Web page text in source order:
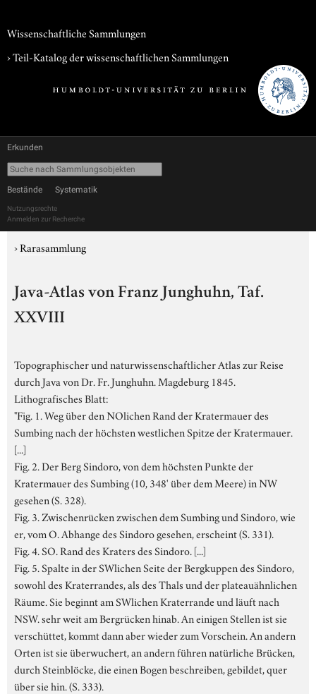
Wissenschaftliche Sammlungen
› Teil-Katalog der wissenschaftlichen Sammlungen
Erkunden
Bestände Systematik
Nutzungsrechte
Anmelden zur Recherche
›Rarasammlung
Java-Atlas von Franz Junghuhn, Taf.
XXVIII
Topographischer und naturwissenschaftlicher Atlas zur Reise
durch Java von Dr. Fr. Junghuhn. Magdeburg 1845.
Lithografisches Blatt:
"Fig. 1. Weg über den NOlichen Rand der Kratermauer des
Sumbing nach der höchsten westlichen Spitze der Kratermauer.
[...]
Fig. 2. Der Berg Sindoro, von dem höchsten Punkte der
Kratermauer des Sumbing (10, 348' über dem Meere) in NW
gesehen (S. 328).
Fig. 3. Zwischenrücken zwischen dem Sumbing und Sindoro, wie
er, vom O. Abhange des Sindoro gesehen, erscheint (S. 331).
Fig. 4. SO. Rand des Kraters des Sindoro. [...]
Fig. 5. Spalte in der SWlichen Seite der Bergkuppen des Sindoro,
sowohl des Kraterrandes, als des Thals und der plateauähnlichen
Räume. Sie beginnt am SWlichen Kraterrande und läuft nach
NSW. sehr weit am Bergrücken hinab. An einigen Stellen ist sie
verschüttet, kommt dann aber wieder zum Vorschein. An andern
Orten ist sie überwuchert, an andern führen natürliche Brücken,
durch Steinblöcke, die einen Bogen beschreiben, gebildet, quer
über sie hin. (S. 333).